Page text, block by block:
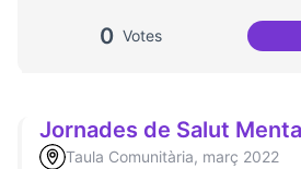
0 Votes
Jornades de Salut
Taula Comunitària, març 2022